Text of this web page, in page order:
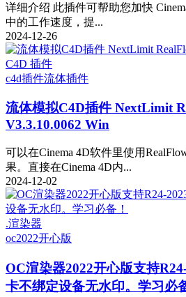
详细介绍 此插件可帮助您加快
中的工作速度，提...
2024-12-26
C4D 插件
c4d插件流体插件
流体模拟C4D插件 NextLimit
V3.3.10.0062 Win
可以在Cinema 4D软件里使用
果。直接在Cinema 4D内...
2024-12-02
.渲染器
oc2022开心版
OC渲染器2022开心版支持
卡不绑定设备无水印。学习必